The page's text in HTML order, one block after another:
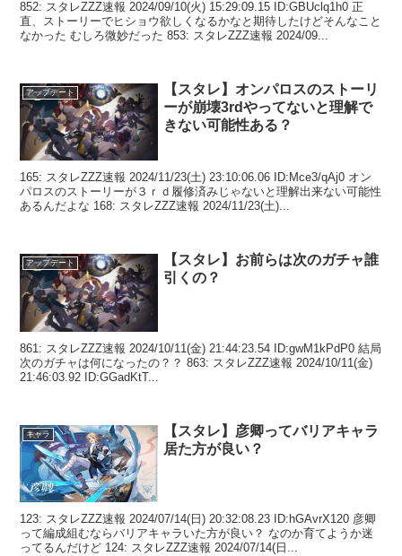
852: スタレZZZ速報 2024/09/10(火) 15:29:09.15 ID:GBUclq1h0 正
直、ストーリーでヒショウ欲しくなるかなと期待したけどそんなこと
なかった むしろ微妙だった 853: スタレZZZ速報 2024/09...
アップデート
【スタレ】オンパロスのストーリ
ーが崩壊3rdやってないと理解で
きない可能性ある？
165: スタレZZZ速報 2024/11/23(土) 23:10:06.06 ID:Mce3/qAj0 オン
パロスのストーリーが３ｒｄ履修済みじゃないと理解出来ない可能性
あるんだよな 168: スタレZZZ速報 2024/11/23(土)...
アップデート
【スタレ】お前らは次のガチャ誰
引くの？
861: スタレZZZ速報 2024/10/11(金) 21:44:23.54 ID:gwM1kPdP0 結局
次のガチャは何になったの？？ 863: スタレZZZ速報 2024/10/11(金)
21:46:03.92 ID:GGadKtT...
キャラ
【スタレ】彦卿ってバリアキャラ
居た方が良い？
123: スタレZZZ速報 2024/07/14(日) 20:32:08.23 ID:hGAvrX120 彦卿
って編成組むならバリアキャラいた方が良い？ なのか育てようか迷
ってるんだけど 124: スタレZZZ速報 2024/07/14(日...